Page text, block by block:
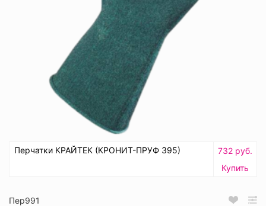
Перчатки КРАЙТЕК (КРОНИТ-ПРУФ 395)
732 руб.
Купить
Пер991